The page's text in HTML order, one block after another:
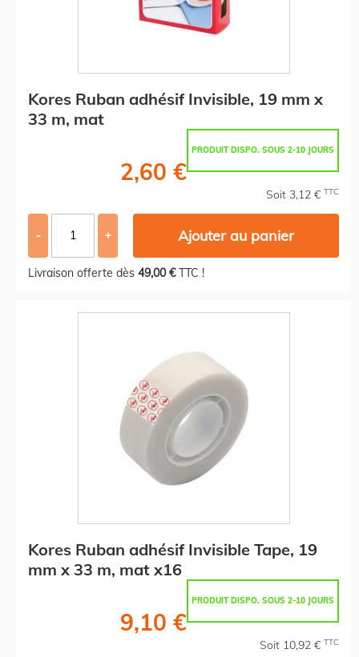
Kores Ruban adhésif Invisible, 19 mm x
33 m, mat
PRODUIT DISPO. SOUS 2-10 JOURS
2,60 €
Soit 3,12 € TTC
- + Ajouter au panier
Livraison offerte dès 49,00 €TTC !
Kores Ruban adhésif Invisible Tape, 19
mm x 33 m, mat x16
PRODUIT DISPO. SOUS 2-10 JOURS
9,10 €
Soit 10,92 € TTC